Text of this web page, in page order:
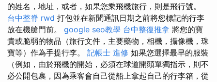
的姓名，地址，或者，如果您乘飛機旅行，則是飛行號。
台中整脊 rwd 打包並在新聞通訊日期之前將您標記的行李
放在機艙門前。 google seo教學 台中整復推拿 將您的寶
貴或脆弱的物品（旅行文件，主要藥物，相機，攝像機，珠
寶等）作為手提行李。 記帳士 進修 如果您選擇最早的服裝
（例如，由於飛機的開始，必須在球道開頭單獨指示，則不
必公開包裹，因為乘客會自己從船上拿起自己的行李箱，從